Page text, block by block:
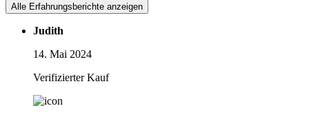
Alle Erfahrungsberichte anzeigen
Judith
14. Mai 2024
Verifizierter Kauf